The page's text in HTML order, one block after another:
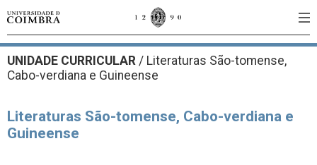
UNIDADE CURRICULAR / Literaturas São-tomense,
Cabo-verdiana e Guineense
Literaturas São-tomense, Cabo-verdiana e
Guineense